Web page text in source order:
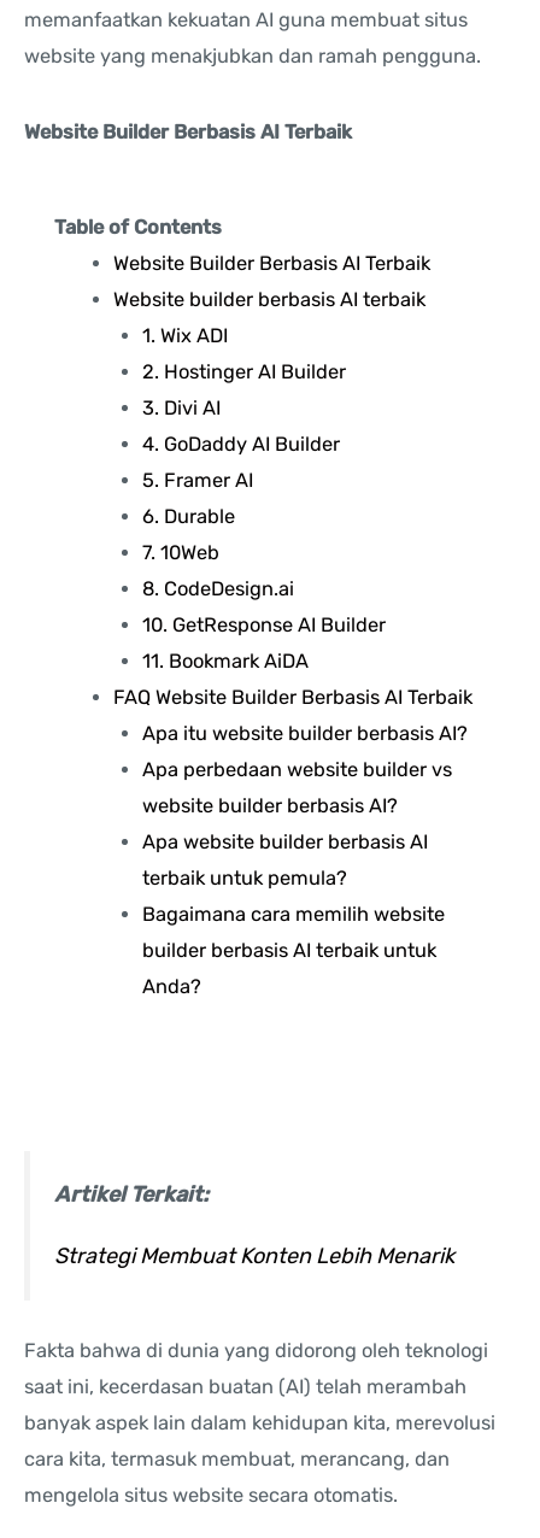
memanfaatkan kekuatan AI guna membuat situs
website yang menakjubkan dan ramah pengguna.
Website Builder Berbasis AI Terbaik
Table of Contents
Website Builder Berbasis AI Terbaik
Website builder berbasis AI terbaik
1. Wix ADI
2. Hostinger AI Builder
3. Divi AI
4. GoDaddy AI Builder
5. Framer AI
6. Durable
7. 10Web
8. CodeDesign.ai
10. GetResponse AI Builder
11. Bookmark AiDA
FAQ Website Builder Berbasis AI Terbaik
Apa itu website builder berbasis AI?
Apa perbedaan website builder vs
website builder berbasis AI?
Apa website builder berbasis AI
terbaik untuk pemula?
Bagaimana cara memilih website
builder berbasis AI terbaik untuk
Anda?
Artikel Terkait:
Strategi Membuat Konten Lebih Menarik
Fakta bahwa di dunia yang didorong oleh teknologi
saat ini, kecerdasan buatan (AI) telah merambah
banyak aspek lain dalam kehidupan kita, merevolusi
cara kita, termasuk membuat, merancang, dan
mengelola situs website secara otomatis.